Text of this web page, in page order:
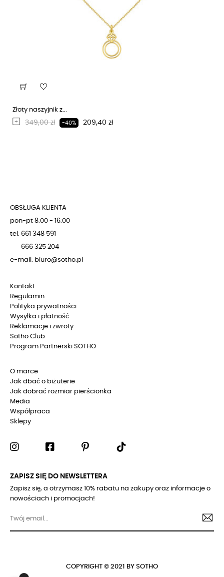
Złoty naszyjnik z...
Regularna cena
349,00 zł -40% Cena
209,40 zł
OBSŁUGA KLIENTA
pon-pt 8:00 - 16:00
tel: 661 348 591
666 325 204
e-mail: biuro@sotho.pl
Kontakt
Regulamin
Polityka prywatności
Wysyłka i płatność
Reklamacje i zwroty
Sotho Club
Program Partnerski SOTHO
O marce
Jak dbać o biżuterie
Jak dobrać rozmiar pierścionka
Media
Współpraca
Sklepy
ZAPISZ SIĘ DO NEWSLETTERA
Zapisz się, a otrzymasz 10% rabatu na zakupy oraz informacje o
nowościach i promocjach!
COPYRIGHT © 2021 BY SOTHO